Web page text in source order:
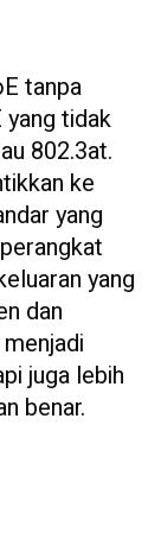
tanpa
tidak
802.3at.
ke
yang
yang
dan
juga lebih
benar.